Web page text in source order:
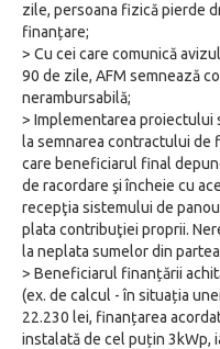
zile, persoana fizică pierde
finanțare;
> Cu cei care comunică
90 de zile, AFM semnează
nerambursabilă;
> Implementarea proiectului
la semnarea contractului de
care beneficiarul final
de racordare şi încheie cu
recepţia sistemului de
plata contribuţiei proprii.
la neplata sumelor din partea
> Beneficiarul finanțării
(ex. de calcul - în situația
22.230 lei, finanțarea
instalată de cel puțin 3kWp,